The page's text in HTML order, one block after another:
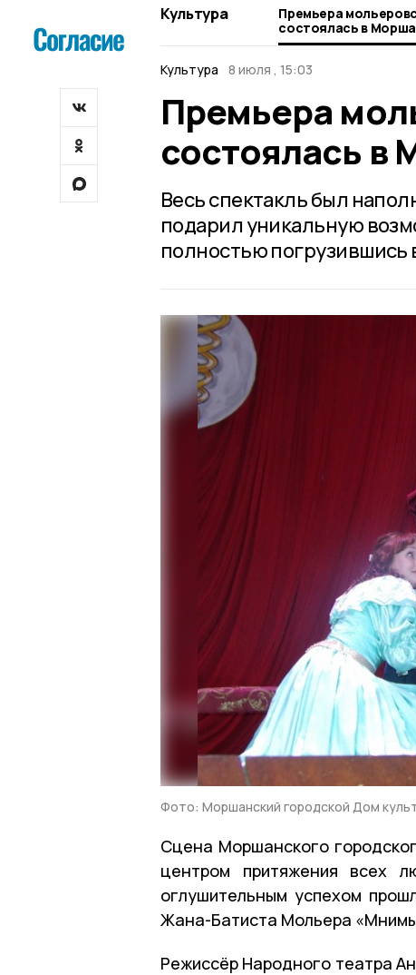
Культура
Премьера
состоялась в
Культура
8 июля , 15:03
Премьера
состоялась в
Весь спектакль был
подарил уникальную
полностью
Фото: Моршанский городской Дом
Сцена Моршанского
центром притяжения всех
оглушительным успехом
Жана-Батиста Мольера
Режиссёр Народного театра